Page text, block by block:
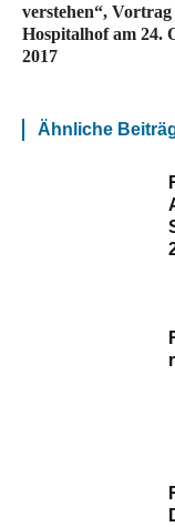
verstehen“,
Hospitalhof am 24.
2017
Ähnliche